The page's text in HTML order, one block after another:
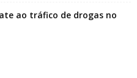
ao tráfico de drogas no